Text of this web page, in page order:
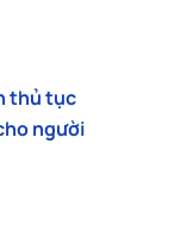
thủ tục
người